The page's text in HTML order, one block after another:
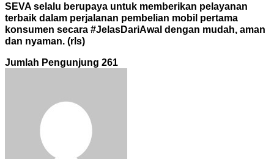
SEVA selalu berupaya untuk memberikan pelayanan
terbaik dalam perjalanan pembelian mobil pertama
konsumen secara #JelasDariAwal dengan mudah, aman
dan nyaman. (rls)
Jumlah Pengunjung 261